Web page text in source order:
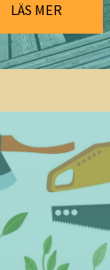
LÄS MER